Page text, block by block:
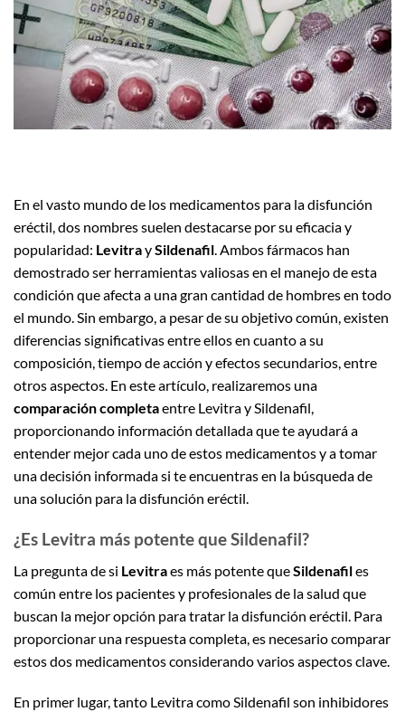
En el vasto mundo de los medicamentos para la disfunción
eréctil, dos nombres suelen destacarse por su eficacia y
popularidad: LevitraySildenafil. Ambos fármacos han
demostrado ser herramientas valiosas en el manejo de esta
condición que afecta a una gran cantidad de hombres en todo
el mundo. Sin embargo, a pesar de su objetivo común, existen
diferencias significativas entre ellos en cuanto a su
composición, tiempo de acción y efectos secundarios, entre
otros aspectos. En este artículo, realizaremos una
comparación completaentre Levitra y Sildenafil,
proporcionando información detallada que te ayudará a
entender mejor cada uno de estos medicamentos y a tomar
una decisión informada si te encuentras en la búsqueda de
una solución para la disfunción eréctil.
¿Es Levitra más potente que Sildenafil?
La pregunta de si Levitraes más potente queSildenafiles
común entre los pacientes y profesionales de la salud que
buscan la mejor opción para tratar la disfunción eréctil. Para
proporcionar una respuesta completa, es necesario comparar
estos dos medicamentos considerando varios aspectos clave.
En primer lugar, tanto Levitra como Sildenafil son inhibidores